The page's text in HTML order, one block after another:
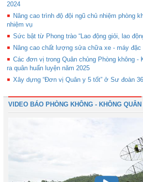
2024
Nâng cao trình độ đội ngũ chủ nhiệm phòng
nhiệm vụ
Sức bật từ Phong trào “Lao động giỏi, lao
Nâng cao chất lượng sửa chữa xe - máy đặc
Các đơn vị trong Quân chủng Phòng không -
ra quân huấn luyện năm 2025
Xây dựng “Đơn vị Quân y 5 tốt” ở Sư đoàn
VIDEO BÁO PHÒNG KHÔNG - KHÔNG QUÂN